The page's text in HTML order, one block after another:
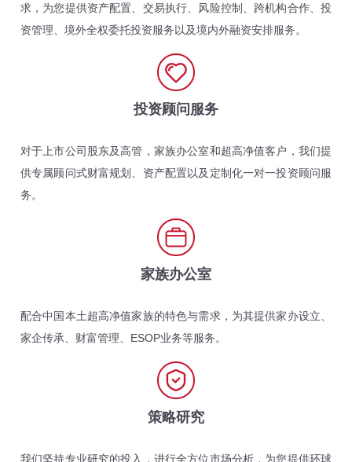
求，为您提供资产配置、交易执行、风险控制、跨机构合作、投
资管理、境外全权委托投资服务以及境内外融资安排服务。
投资顾问服务
对于上市公司股东及高管，家族办公室和超高净值客户，我们提
供专属顾问式财富规划、资产配置以及定制化一对一投资顾问服
务。
家族办公室
配合中国本土超高净值家族的特色与需求，为其提供家办设立、
家企传承、财富管理、ESOP业务等服务。
策略研究
我们坚持专业研究的投入，进行全方位市场分析，为您提供环球